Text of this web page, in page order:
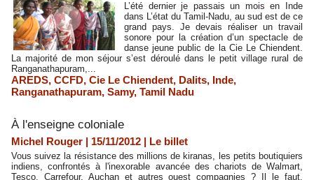
L’été dernier je passais un mois en Inde
dans L’état du Tamil-Nadu, au sud est de ce
grand pays. Je devais réaliser un travail
sonore pour la création d’un spectacle de
danse jeune public de la Cie Le Chiendent.
La majorité de mon séjour s’est déroulé dans le petit village rural de
Ranganathapuram,...
AREDS, CCFD, Cie Le Chiendent, Dalits, Inde,
Ranganathapuram, Samy, Tamil Nadu
À l'enseigne coloniale
Michel Rouger | 15/11/2012 | Le billet
Vous suivez la résistance des millions de kiranas, les petits boutiquiers
indiens, confrontés à l'inexorable avancée des chariots de Walmart,
Tesco, Carrefour, Auchan et autres ouest compagnies ? Il le faut.